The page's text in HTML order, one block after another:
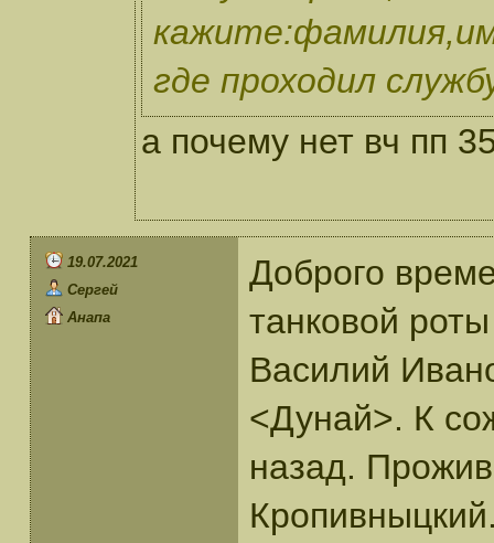
где проходил
а почему нет вч пп
19.07.2021
Сергей
Анапа
Доброго
танковой
Василий
<Дунай>. К
назад.